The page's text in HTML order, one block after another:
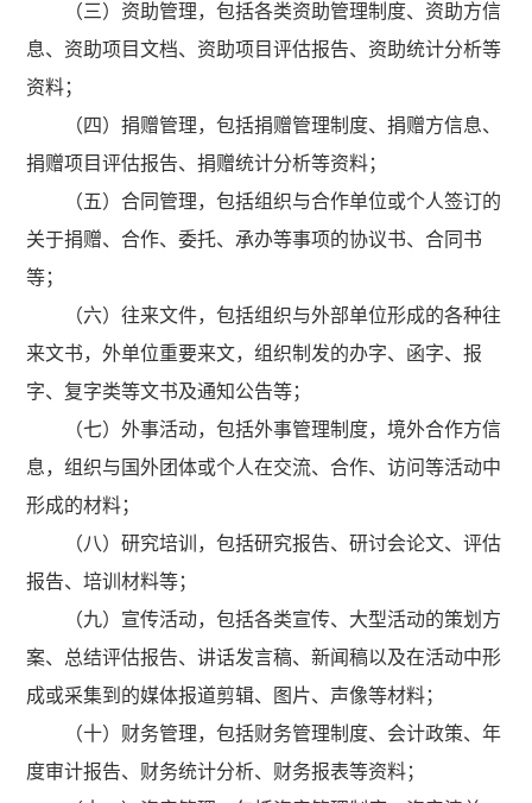
（三）资助管理，包括各类资助管理制度、资助方信
息、资助项目文档、资助项目评估报告、资助统计分析等
资料；
（四）捐赠管理，包括捐赠管理制度、捐赠方信息、
捐赠项目评估报告、捐赠统计分析等资料；
（五）合同管理，包括组织与合作单位或个人签订的
关于捐赠、合作、委托、承办等事项的协议书、合同书
等；
（六）往来文件，包括组织与外部单位形成的各种往
来文书，外单位重要来文，组织制发的办字、函字、报
字、复字类等文书及通知公告等；
（七）外事活动，包括外事管理制度，境外合作方信
息，组织与国外团体或个人在交流、合作、访问等活动中
形成的材料；
（八）研究培训，包括研究报告、研讨会论文、评估
报告、培训材料等；
（九）宣传活动，包括各类宣传、大型活动的策划方
案、总结评估报告、讲话发言稿、新闻稿以及在活动中形
成或采集到的媒体报道剪辑、图片、声像等材料；
（十）财务管理，包括财务管理制度、会计政策、年
度审计报告、财务统计分析、财务报表等资料；